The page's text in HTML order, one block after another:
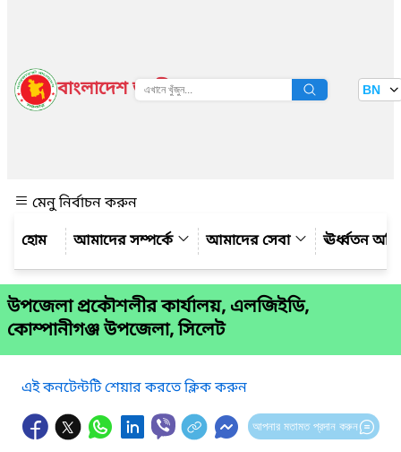
বাংলাদেশ জাতীয় তথ্য বাতায়ন BN
মেনু নির্বাচন করুন
আমাদের সম্পর্কে
আমাদের সেবা ঊর্ধ্বতন
উপজেলা প্রকৌশলীর কার্যালয়, এলজিইডি,
কোম্পানীগঞ্জ উপজেলা, সিলেট
এই কনটেন্টটি শেয়ার করতে ক্লিক করুন
আপনার মতামত প্রদান করুন